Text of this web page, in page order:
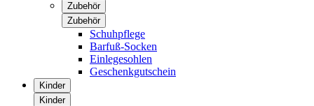
Zubehör
Zubehör
Schuhpflege
Barfuß-Socken
Einlegesohlen
Geschenkgutschein
Kinder
Kinder